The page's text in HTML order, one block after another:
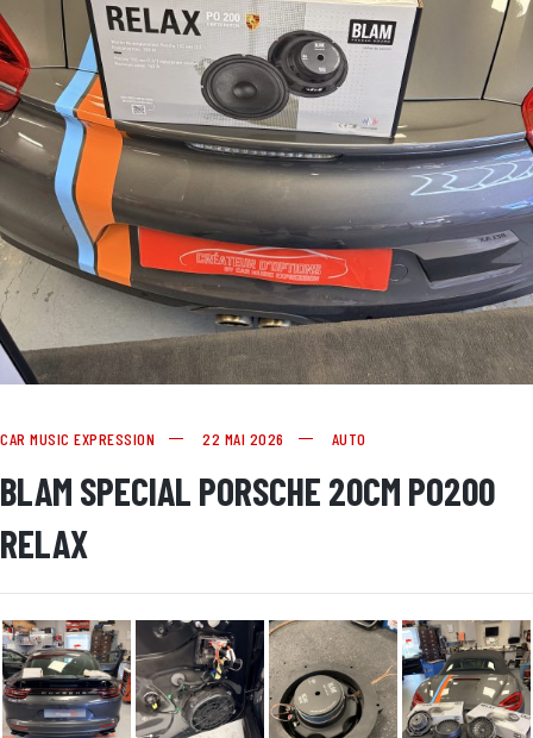
CAR MUSIC EXPRESSION 22 MAI 2026 AUTO
BLAM SPECIAL PORSCHE 20CM PO200
RELAX